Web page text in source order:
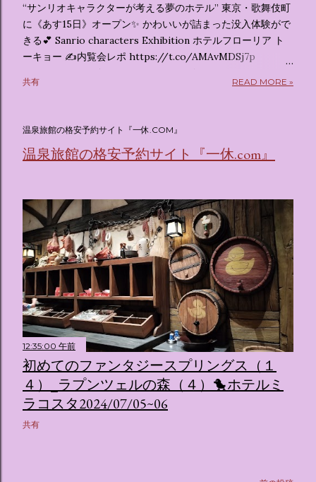
“サンリオキャラクターが考える夢のホテル” 東京・歌舞伎町
に《あす15日》オープン✨️ かわいいが詰まった没入体験がで
きる💕 Sanrio characters Exhibition ホテルフローリア ト
ーキョー ✍️内覧会レポ https://t.co/AMAvMDSj7p
pic.twitter.com/sKx7uXeXHW — オリコンニュース
(@oricon) July 14, 2026 ホテルフローリア トーキョー
はなく、2026年7月15日から東京・新宿でスタートする サン
リオキャラクターズの体験型・没入型展示イベント の名称で
陸となります。 まるで本当にラグジュアリーホテルにチェッ
クインしてルームツアーを楽しむような、特別な空間が演出
されています。その魅力をいくつかのかたまりに分けてご紹
介します。 🔑 1. コンセプトは「サンリオキャラが考える夢
のホテル」 デジタルメディア技術で世界的に知られるクリエ
イティブプロダクション「d'strict」が手掛けており、五感を
刺激する美しいデジタルアートとストーリー性の高い全11の
テーマブースで構成されています。 チェックインからスター
ト ：ピンクを基調とした華やかなエントランスロビーでルー
ムキーを受け取り、まるでホテルに滞在するかのような没入
感を味わいながら進んでいきます。ロビーではお花をまとっ
たポムポムプリンが出迎えてくれます。 幻想的な共有スペー
ス ：きらめく光に満ちたガーデンや、美しいボールルーム
（舞踏会）、さらには本物の砂を使ったピンク色の美しいビ
ーチ（ポチャッコの隣に座れるエリア）など、写真映え間違
人気キャラクターたちがそれぞれの“好き”や理想を詰め込ん
共有 READ MORE »
温泉旅館の格安予約サイト『一休.COM』
温泉旅館の格安予約サイト『一休.com』
12:35:00 午前
初めてのファンタジースプリングス（１
４）_ラプンツェルの森（４）🐤ホテルミ
ラコスタ2024/07/05~06
共有